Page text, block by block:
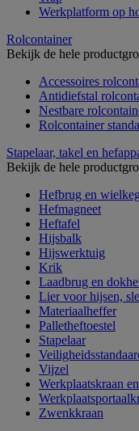
Werkplatform op
Rolcontainer
Bekijk de hele
Accessoires
Antidiefstal
Nestbare
Rolcontainer
Stapelaar, takel en
Bekijk de hele
Hefbrug en wielkeg
Hefmagneet
Heftafel
Hijsbalk
Hijswerktuig
Krik
Laadbrug en
Lier voor hijsen,
Materiaalheffer
Palletheftoestel
Stapelaar
Vijzel
Werkplaatskraan
Zwenkkraan